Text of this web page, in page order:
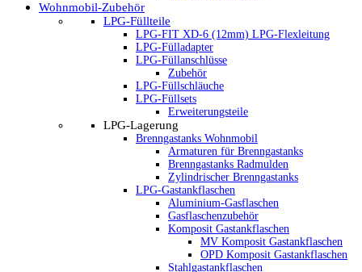
Wohnmobil-Zubehör
LPG-Füllteile
LPG-FIT XD-6 (12mm) LPG-Flexleitung
LPG-Fülladapter
LPG-Füllanschlüsse
Zubehör
LPG-Füllschläuche
LPG-Füllsets
Erweiterungsteile
LPG-Lagerung
Brenngastanks Wohnmobil
Armaturen für Brenngastanks
Brenngastanks Radmulden
Zylindrischer Brenngastanks
LPG-Gastankflaschen
Aluminium-Gasflaschen
Gasflaschenzubehör
Komposit Gastankflaschen
MV Komposit Gastankflaschen
OPD Komposit Gastankflaschen
Stahlgastankflaschen